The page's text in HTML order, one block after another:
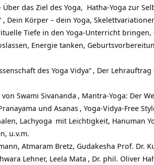
Über das Ziel des Yoga, Hatha-Yoga zur
, Dein Körper – dein Yoga,
Tiefe in den Yoga-Unterricht
Energie tanken,
des Yoga Vidya“ , Der
Swami Sivananda , Mantra-Yoga: Der
und Asanas , Yoga-Vidya-Free
Lachyoga mit Leichtigkeit, Hanuman
u.v.m.
Atmaram Bretz, Gudakesha Prof. Dr.
Lehner, Leela Mata , Dr. phil. Oliver